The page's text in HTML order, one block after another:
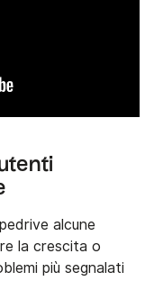
alcune
la crescita o
più segnalati